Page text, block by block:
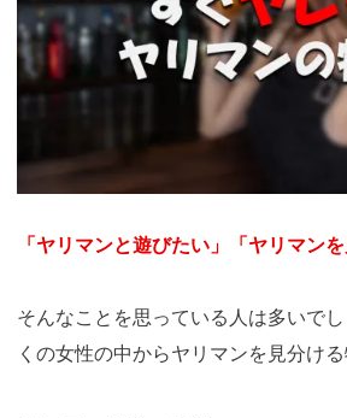
「ヤリマンと遊びたい」「ヤリマン
そんなことを思っている人は多いで
くの女性の中からヤリマンを見分ける